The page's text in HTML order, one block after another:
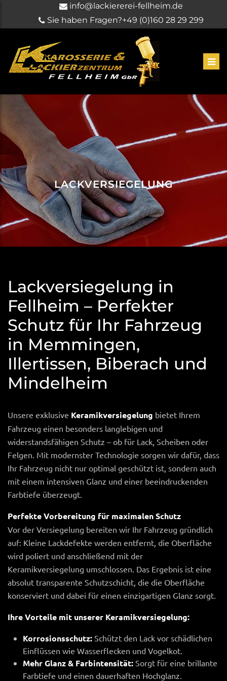
Sie haben Fragen?+49 (0)160 28 29 299
info@lackiererei-fellheim.de
LACKVERSIEGELUNG
Lackversiegelung in
Fellheim – Perfekter
Schutz für Ihr Fahrzeug
in Memmingen,
Illertissen, Biberach und
Mindelheim
Unsere exklusive Keramikversiegelung bietet Ihrem
Fahrzeug einen besonders langlebigen und
widerstandsfähigen Schutz – ob für Lack, Scheiben oder
Felgen. Mit modernster Technologie sorgen wir dafür, dass
Ihr Fahrzeug nicht nur optimal geschützt ist, sondern auch
mit einem intensiven Glanz und einer beeindruckenden
Farbtiefe überzeugt.
Perfekte Vorbereitung für maximalen Schutz
Vor der Versiegelung bereiten wir Ihr Fahrzeug gründlich
auf: Kleine Lackdefekte werden entfernt, die Oberfläche
wird poliert und anschließend mit der
Keramikversiegelung umschlossen. Das Ergebnis ist eine
absolut transparente Schutzschicht, die die Oberfläche
konserviert und dabei für einen einzigartigen Glanz sorgt.
Ihre Vorteile mit unserer Keramikversiegelung:
Korrosionsschutz: Schützt den Lack vor schädlichen
Einflüssen wie Wasserflecken und Vogelkot.
Mehr Glanz & Farbintensität: Sorgt für eine brillante
Farbtiefe und einen dauerhaften Hochglanz.